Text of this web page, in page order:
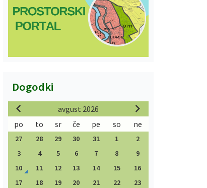
Dogodki
avgust 2026
po
to sr če pe so ne
27 28 29 30 31 1
2
3
4 5 6 7 8
9
10
11 12 13 14 15
16
17
18 19 20 21 22
23